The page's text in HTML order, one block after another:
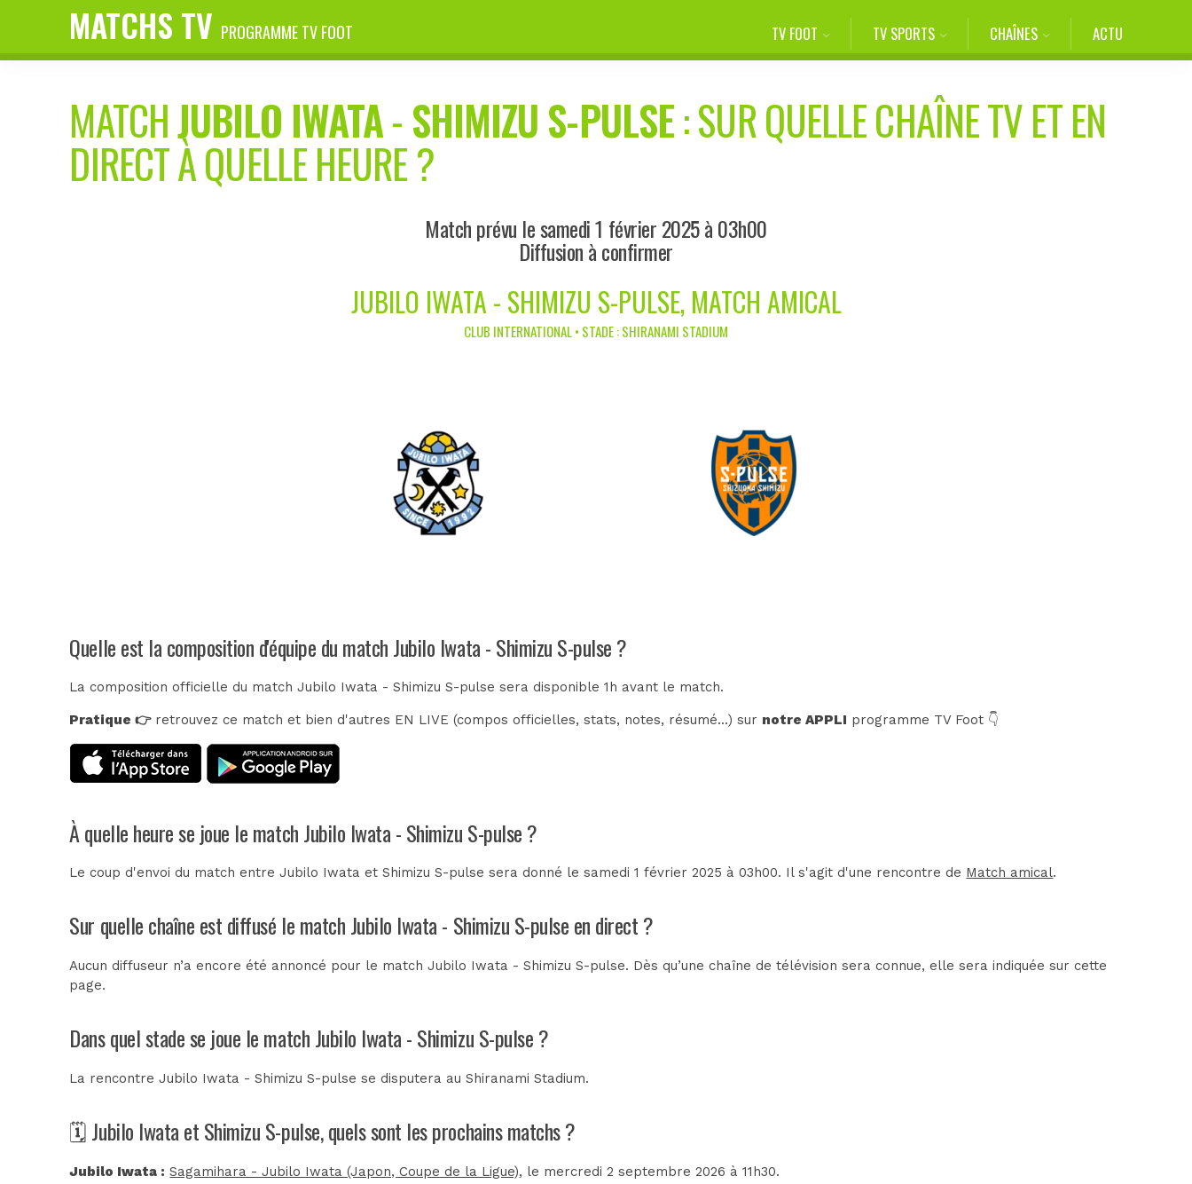
MATCHS TV PROGRAMME TV FOOT TV FOOT TV SPORTS CHAÎNES ACTU
MATCHJUBILO IWATA-SHIMIZU S-PULSE: SUR QUELLE CHAÎNE TV ET EN
DIRECT À QUELLE HEURE ?
Match prévu le samedi 1 février 2025 à 03h00
Diffusion à confirmer
JUBILO IWATA - SHIMIZU S-PULSE, MATCH AMICAL
CLUB INTERNATIONAL • STADE : SHIRANAMI STADIUM
Quelle est la composition d'équipe du match Jubilo Iwata - Shimizu S-pulse ?
La composition officielle du match Jubilo Iwata - Shimizu S-pulse sera disponible 1h avant le match.
Pratique 👉retrouvez ce match et bien d'autres EN LIVE (compos officielles, stats, notes, résumé...) sur notre APPLI programme TV Foot 👇
À quelle heure se joue le match Jubilo Iwata - Shimizu S-pulse ?
Le coup d'envoi du match entre Jubilo Iwata et Shimizu S-pulse sera donné le samedi 1 février 2025 à 03h00. Il s'agit d'une rencontre de Match amical.
Sur quelle chaîne est diffusé le match Jubilo Iwata - Shimizu S-pulse en direct ?
Aucun diffuseur n’a encore été annoncé pour le match Jubilo Iwata - Shimizu S-pulse. Dès qu’une chaîne de télévision sera connue, elle sera indiquée sur cette
page.
Dans quel stade se joue le match Jubilo Iwata - Shimizu S-pulse ?
La rencontre Jubilo Iwata - Shimizu S-pulse se disputera auShiranami Stadium.
🗓️ Jubilo Iwata et Shimizu S-pulse, quels sont les prochains matchs ?
Jubilo Iwata : Sagamihara - Jubilo Iwata (Japon, Coupe de la Ligue), le mercredi 2 septembre 2026 à 11h30.